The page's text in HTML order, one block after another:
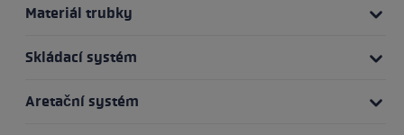
Materiál trubky
Skládací systém
Aretační systém